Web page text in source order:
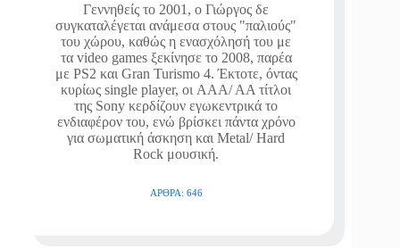
Γεννηθείς το 2001, ο Γιώργος δε
συγκαταλέγεται ανάμεσα στους "παλιούς"
του χώρου, καθώς η ενασχόλησή του με
τα video games ξεκίνησε το 2008, παρέα
με PS2 και Gran Turismo 4. Έκτοτε, όντας
κυρίως single player, οι AAA/ AA τίτλοι
της Sony κερδίζουν εγωκεντρικά το
ενδιαφέρον του, ενώ βρίσκει πάντα χρόνο
για σωματική άσκηση και Metal/ Hard
Rock μουσική.
ΆΡΘΡΑ: 646